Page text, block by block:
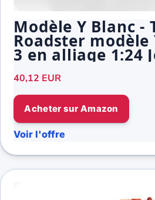
Modèle Y Blanc -
Roadster modèle
3 en alliage 1:24
pour enfants
40,12 EUR
Acheter sur Amazon
Voir l'offre